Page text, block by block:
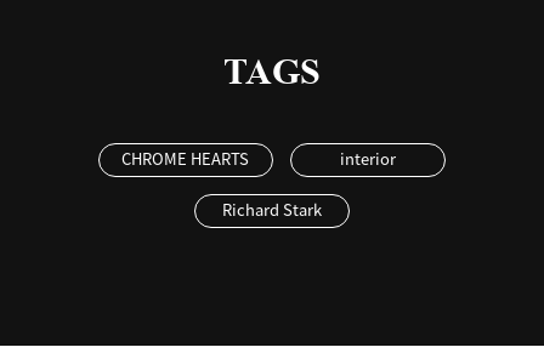
TAGS
CHROME HEARTS interior
Richard Stark